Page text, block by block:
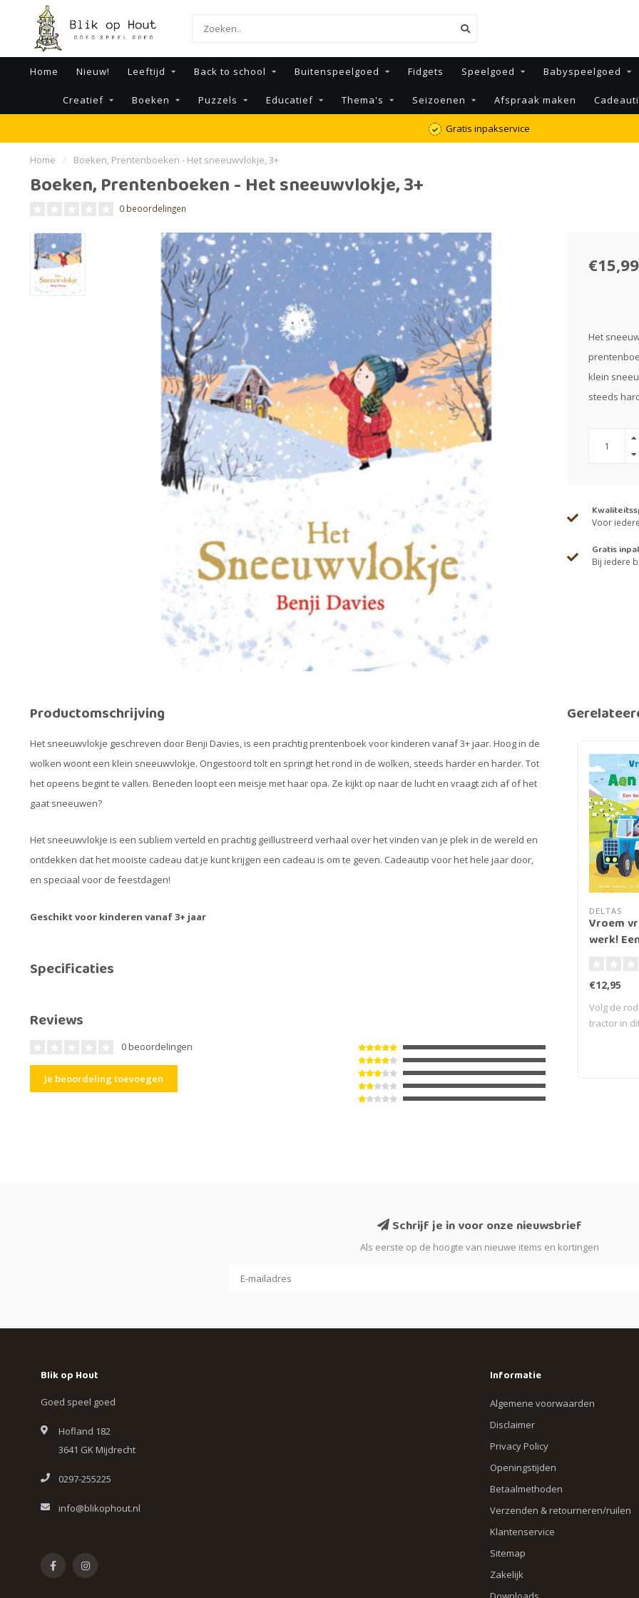
Home Nieuw! Leeftijd Back to school Buitenspeelgoed Fidgets Speelgoed Babyspeelgoed
Creatief Boeken Puzzels Educatief Thema's Seizoenen Afspraak maken
Gratis inpakservice
Home / Boeken, Prentenboeken - Het sneeuwvlokje, 3+
Boeken, Prentenboeken - Het sneeuwvlokje, 3+
0 beoordelingen
€15,99
Het
klein
steeds
Voor
Gratis
Bij iedere
Productomschrijving
Het sneeuwvlokje geschreven door Benji Davies, is een prachtig prentenboek voor kinderen vanaf 3+ jaar. Hoog in de
wolken woont een klein sneeuwvlokje. Ongestoord tolt en springt het rond in de wolken, steeds harder en harder. Tot
het opeens begint te vallen. Beneden loopt een meisje met haar opa. Ze kijkt op naar de lucht en vraagt zich af of het
gaat sneeuwen?
Het sneeuwvlokje is een subliem verteld en prachtig geïllustreerd verhaal over het vinden van je plek in de wereld en
ontdekken dat het mooiste cadeau dat je kunt krijgen een cadeau is om te geven. Cadeautip voor het hele jaar door,
en speciaal voor de feestdagen!
Geschikt voor kinderen vanaf 3+ jaar
Specificaties
Reviews
0 beoordelingen
Je beoordeling toevoegen
DELTAS
Vroem
werk!
€12,95
Volg de
tractor in
Schrijf je in voor onze nieuwsbrief
Als eerste op de hoogte van nieuwe items en kortingen
Blik op Hout
Goed speel goed
Hofland 182
3641 GK Mijdrecht
0297-255225
info@blikophout.nl
Informatie
Algemene voorwaarden
Disclaimer
Privacy Policy
Openingstijden
Betaalmethoden
Verzenden & retourneren/ruilen
Klantenservice
Sitemap
Zakelijk